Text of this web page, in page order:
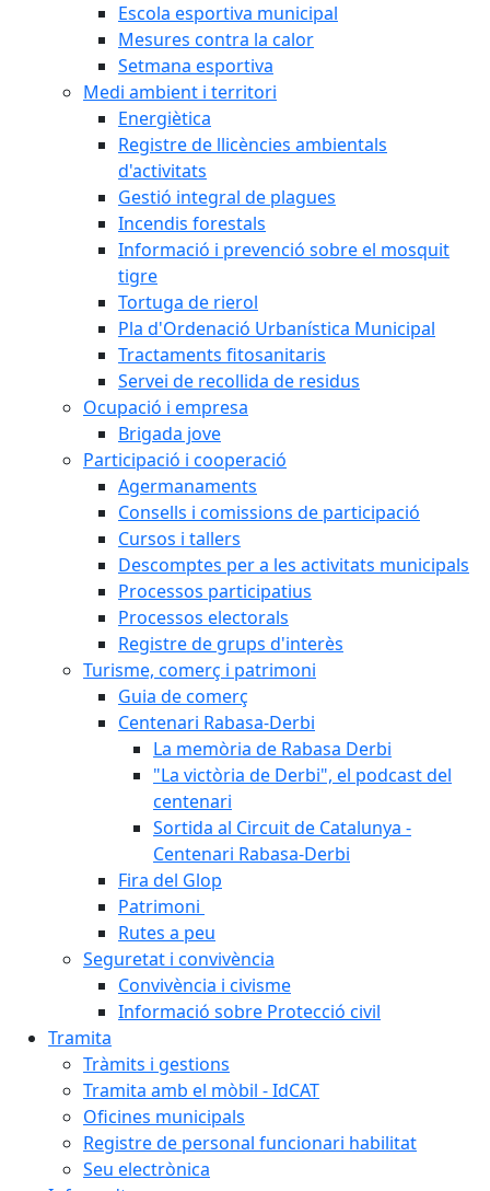
Escola esportiva municipal
Mesures contra la calor
Setmana esportiva
Medi ambient i territori
Energiètica
Registre de llicències ambientals
d'activitats
Gestió integral de plagues
Incendis forestals
Informació i prevenció sobre el mosquit
tigre
Tortuga de rierol
Pla d'Ordenació Urbanística Municipal
Tractaments fitosanitaris
Servei de recollida de residus
Ocupació i empresa
Brigada jove
Participació i cooperació
Agermanaments
Consells i comissions de participació
Cursos i tallers
Descomptes per a les activitats municipals
Processos participatius
Processos electorals
Registre de grups d'interès
Turisme, comerç i patrimoni
Guia de comerç
Centenari Rabasa-Derbi
La memòria de Rabasa Derbi
"La victòria de Derbi", el podcast del
centenari
Sortida al Circuit de Catalunya -
Centenari Rabasa-Derbi
Fira del Glop
Patrimoni
Rutes a peu
Seguretat i convivència
Convivència i civisme
Informació sobre Protecció civil
Tramita
Tràmits i gestions
Tramita amb el mòbil - IdCAT
Oficines municipals
Registre de personal funcionari habilitat
Seu electrònica